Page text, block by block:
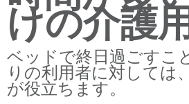
けの介護
ベッドで終日過ごすこ
りの利用者に対しては
が役立ちます。